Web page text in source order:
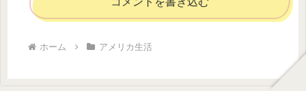
ホーム アメリカ生活